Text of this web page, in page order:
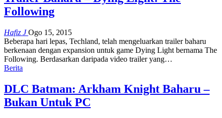
Following
Hafiz JOgo 15, 2015
Beberapa hari lepas, Techland, telah mengeluarkan trailer baharu
berkenaan dengan expansion untuk game Dying Light bernama The
Following. Berdasarkan daripada video trailer yang…
Berita
DLC Batman: Arkham Knight Baharu –
Bukan Untuk PC